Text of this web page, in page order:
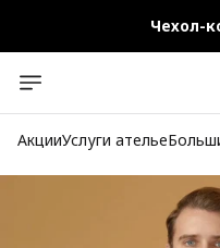
Чехол-
Бесплатная
АкцииУслуги ателье